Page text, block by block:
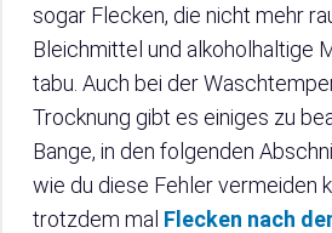
sogar Flecken, die nicht mehr
Bleichmittel und alkoholhaltige
tabu. Auch bei der
Trocknung gibt es einiges zu
Bange, in den folgenden
wie du diese Fehler vermeiden
trotzdem mal Flecken nach